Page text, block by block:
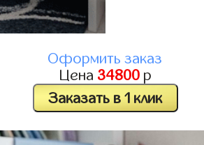
Оформить заказ
Цена 34800р
Заказать в 1 клик